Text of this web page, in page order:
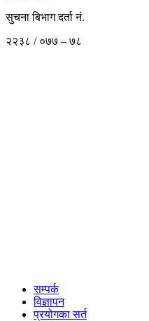
सुचना बिभाग दर्ता नं.
२२३८ / ०७७ – ७८
सम्पर्क
विज्ञापन
प्रयोगका सर्त